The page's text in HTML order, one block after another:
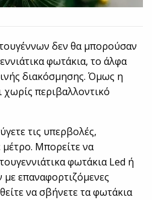
δεν θα μπορούσαν
φωτάκια, το άλφα
διακόσμησης. Όμως η
περιβαλλοντικό
τις υπερβολές,
Μπορείτε να
φωτάκια Led ή
με επαναφορτιζόμενες
να σβήνετε τα φωτάκια